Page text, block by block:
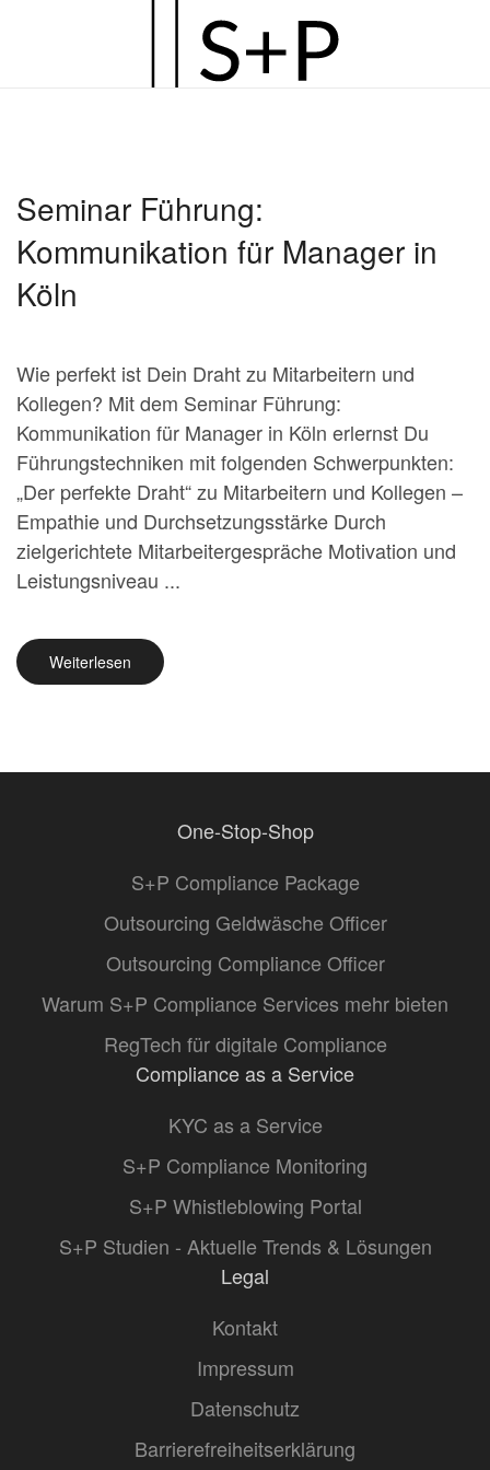
Seminar Führung:
Kommunikation für Manager in
Köln
Wie perfekt ist Dein Draht zu Mitarbeitern und
Kollegen? Mit dem Seminar Führung:
Kommunikation für Manager in Köln erlernst Du
Führungstechniken mit folgenden Schwerpunkten:
„Der perfekte Draht“ zu Mitarbeitern und Kollegen –
Empathie und Durchsetzungsstärke Durch
zielgerichtete Mitarbeitergespräche Motivation und
Leistungsniveau ...
Weiterlesen
One-Stop-Shop
S+P Compliance Package
Outsourcing Geldwäsche Officer
Outsourcing Compliance Officer
Warum S+P Compliance Services mehr bieten
RegTech für digitale Compliance
Compliance as a Service
KYC as a Service
S+P Compliance Monitoring
S+P Whistleblowing Portal
S+P Studien - Aktuelle Trends & Lösungen
Legal
Kontakt
Impressum
Datenschutz
Barrierefreiheitserklärung